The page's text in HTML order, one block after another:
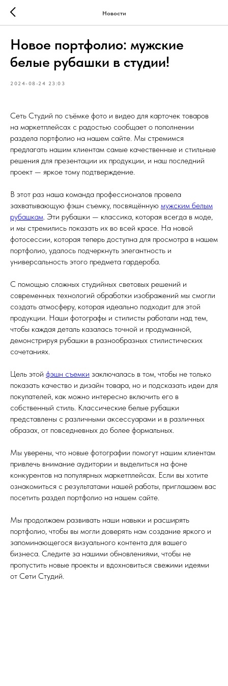
Новости
Новое портфолио: мужские
белые рубашки в студии!
2024-08-24 23:03
Сеть Студий по съёмке фото и видео для карточек товаров
на маркетплейсах с радостью сообщает о пополнении
раздела портфолио на нашем сайте. Мы стремимся
предлагать нашим клиентам самые качественные и стильные
решения для презентации их продукции, и наш последний
проект — яркое тому подтверждение.
В этот раз наша команда профессионалов провела
захватывающую фэшн съемку, посвящённую мужским белым
рубашкам. Эти рубашки — классика, которая всегда в моде,
и мы стремились показать их во всей красе. На новой
фотосессии, которая теперь доступна для просмотра в нашем
портфолио, удалось подчеркнуть элегантность и
универсальность этого предмета гардероба.
С помощью сложных студийных световых решений и
современных технологий обработки изображений мы смогли
создать атмосферу, которая идеально подходит для этой
продукции. Наши фотографы и стилисты работали над тем,
чтобы каждая деталь казалась точной и продуманной,
демонстрируя рубашки в разнообразных стилистических
сочетаниях.
Цель этой фэшн съемки заключалась в том, чтобы не только
показать качество и дизайн товара, но и подсказать идеи для
покупателей, как можно интересно включить его в
собственный стиль. Классические белые рубашки
представлены с различными аксессуарами и в различных
образах, от повседневных до более формальных.
Мы уверены, что новые фотографии помогут нашим клиентам
привлечь внимание аудитории и выделиться на фоне
конкурентов на популярных маркетплейсах. Если вы хотите
ознакомиться с результатами нашей работы, приглашаем вас
посетить раздел портфолио на нашем сайте.
Мы продолжаем развивать наши навыки и расширять
портфолио, чтобы вы могли доверять нам создание яркого и
запоминающегося визуального контента для вашего
бизнеса. Следите за нашими обновлениями, чтобы не
пропустить новые проекты и вдохновиться свежими идеями
от Сети Студий.